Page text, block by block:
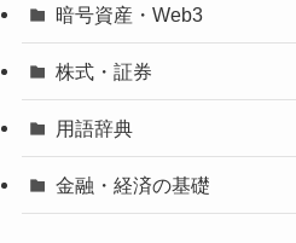
暗号資産・Web3
株式・証券
用語辞典
金融・経済の基礎